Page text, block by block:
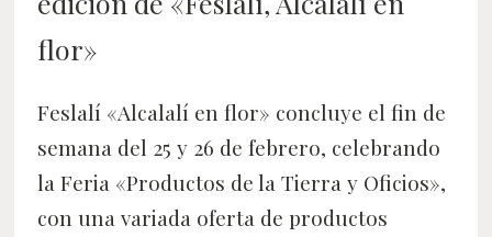
flor»
Feslalí «Alcalalí en flor» concluye el fin de
semana del 25 y 26 de febrero, celebrando
la Feria «Productos de la Tierra y Oficios»,
con una variada oferta de productos